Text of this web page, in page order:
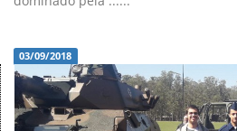
03/09/2018